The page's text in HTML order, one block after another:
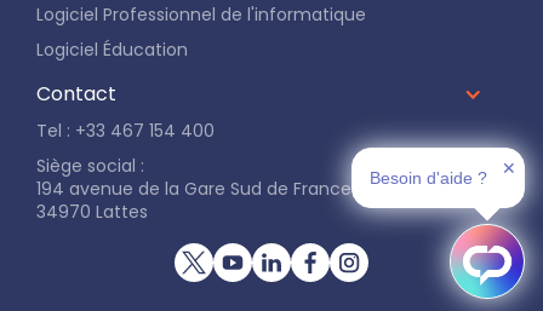
Logiciel Professionnel de l'informatique
Logiciel Éducation
Contact
Tel : +33 467 154 400
Siège social :
194 avenue de la Gare Sud de France
34970 Lattes
Besoin d'aide ? ✕